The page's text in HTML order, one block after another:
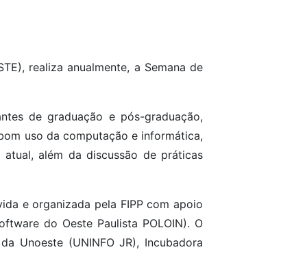
realiza anualmente, a Semana de
de graduação e pós-graduação,
uso da computação e informática,
além da discussão de práticas
e organizada pela FIPP com apoio
do Oeste Paulista POLOIN). O
Unoeste (UNINFO JR), Incubadora